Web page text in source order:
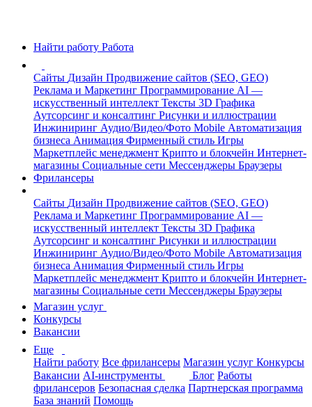
Найти работу Работа
Сайты Дизайн Продвижение сайтов (SEO, GEO)
Реклама и Маркетинг Программирование AI —
искусственный интеллект Тексты 3D Графика
Аутсорсинг и консалтинг Рисунки и иллюстрации
Инжиниринг Аудио/Видео/Фото Mobile Автоматизация
бизнеса Анимация Фирменный стиль Игры
Маркетплейс менеджмент Крипто и блокчейн Интернет-
магазины Социальные сети Мессенджеры Браузеры
Фрилансеры
Сайты Дизайн Продвижение сайтов (SEO, GEO)
Реклама и Маркетинг Программирование AI —
искусственный интеллект Тексты 3D Графика
Аутсорсинг и консалтинг Рисунки и иллюстрации
Инжиниринг Аудио/Видео/Фото Mobile Автоматизация
бизнеса Анимация Фирменный стиль Игры
Маркетплейс менеджмент Крипто и блокчейн Интернет-
магазины Социальные сети Мессенджеры Браузеры
Магазин услуг
Конкурсы
Вакансии
Еще
Найти работу Все фрилансеры Магазин услуг Конкурсы
Вакансии AI-инструменты Блог Работы
фрилансеров Безопасная сделка Партнерская программа
База знаний Помощь